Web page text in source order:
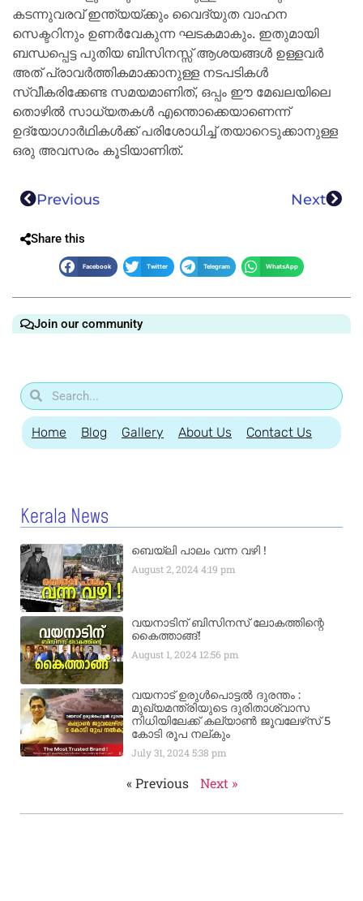
കടന്നുവരവ് ഇന്ത്യയ്ക്കും വൈദ്യുത വാഹന
സെക്ടറിനും ഉണർവേകുന്ന ഘടകമാകും. ഇതുമായി
ബന്ധപ്പെട്ട പുതിയ ബിസിനസ്സ് ആശയങ്ങൾ ഉള്ളവർ
അത് പ്രാവർത്തികമാക്കാനുള്ള നടപടികൾ
സ്വീകരിക്കേണ്ട സമയമാണിത്, ഒപ്പം ഈ മേഖലയിലെ
തൊഴിൽ സാധ്യതകൾ എന്തൊക്കെയാണെന്ന്
ഉദ്യോഗാർഥികൾക്ക് പരിശോധിച്ച് തയാറെടുക്കാനുള്ള
ഒരു അവസരം കൂടിയാണിത്.
Previous Next
Share this
Facebook Twitter Telegram WhatsApp
Join our community
Home Blog Gallery About Us Contact Us
Kerala News
ബെയ്‌ലി പാലം വന്ന വഴി !
August 2, 20244:19 pm
വയനാടിന് ബിസിനസ് ലോകത്തിന്റെ
കൈത്താങ്ങ്!
August 1, 2024 12:56 pm
വയനാട് ഉരുള്‍പൊട്ടൽ ദുരന്തം :
മുഖ്യമന്ത്രിയുടെ ദുരിതാശ്വാസ
നിധിയിലേക്ക് കല്യാണ്‍ ജൂവലേഴ്‌സ് 5
കോടി രൂപ നല്‌കും
July 31, 20245:38 pm
« Previous Next »